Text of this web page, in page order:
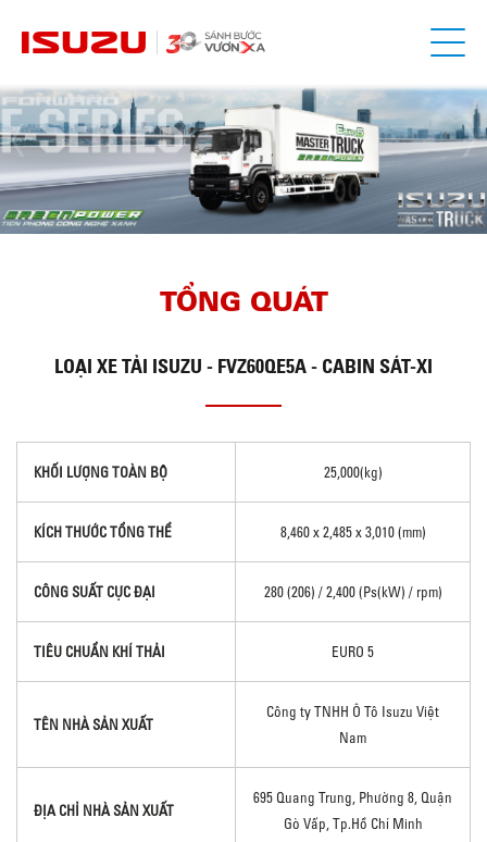
TỔNG QUÁT
LOẠI XE TẢI ISUZU - FVZ60QE5A - CABIN SÁT-XI
KHỐI LƯỢNG TOÀN BỘ 25,000(kg)
KÍCH THƯỚC TỔNG THỂ 8,460 x 2,485 x 3,010 (mm)
CÔNG SUẤT CỰC ĐẠI 280 (206) / 2,400 (Ps(kW) / rpm)
TIÊU CHUẨN KHÍ THẢI EURO 5
TÊN NHÀ SẢN XUẤT
Công ty TNHH Ô Tô Isuzu Việt
Nam
ĐỊA CHỈ NHÀ SẢN XUẤT
695 Quang Trung, Phường 8, Quận
Gò Vấp, Tp.Hồ Chí Minh